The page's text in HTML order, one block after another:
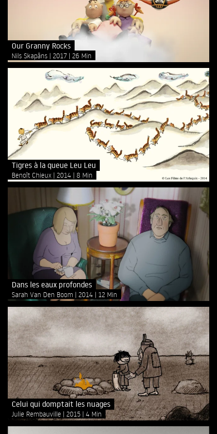
Our Granny Rocks
Nils Skapāns 2017 26 Min
Tigres à la queue Leu Leu
Benoît Chieux 2014 8 Min
Dans les eaux profondes
Sarah Van Den Boom 2014 12 Min
Celui qui domptait les nuages
Julie Rembauville 2015 4 Min